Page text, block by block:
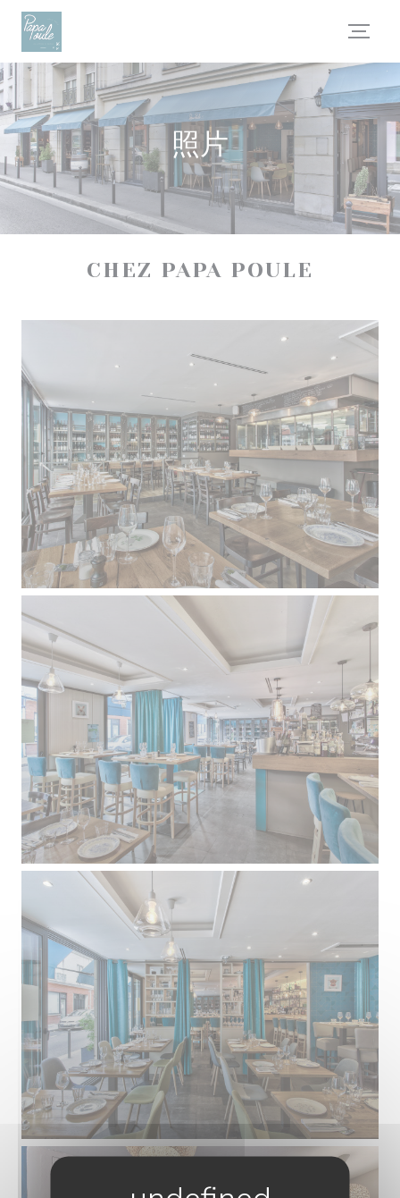
Cookie管理面板
照片
CHEZ PAPA POULE